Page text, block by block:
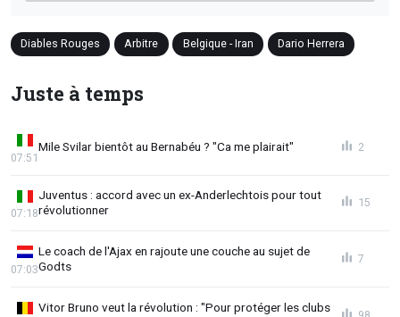
Diables Rouges Arbitre Belgique - Iran Dario Herrera
Juste à temps
Mile Svilar bientôt au Bernabéu ? "Ca me plairait"
07:51
2
Juventus : accord avec un ex-Anderlechtois pour tout
révolutionner
07:18
15
Le coach de l'Ajax en rajoute une couche au sujet de
Godts
07:03
7
Vitor Bruno veut la révolution : "Pour protéger les clubs